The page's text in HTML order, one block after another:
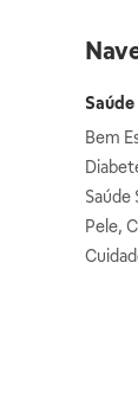
Saúde
Bem
Saúde
Pele,